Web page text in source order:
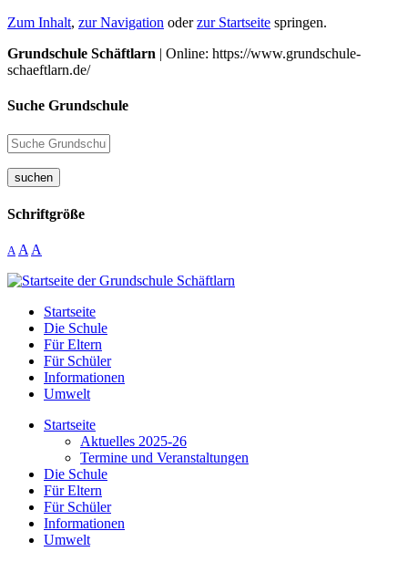
Zum Inhalt, zur Navigation oderzur Startseite springen.
Grundschule Schäftlarn | Online: https://www.grundschule-
schaeftlarn.de/
Suche Grundschule
suchen
Schriftgröße
A A A
Startseite
Die Schule
Für Eltern
Für Schüler
Informationen
Umwelt
Startseite
Aktuelles 2025-26
Termine und Veranstaltungen
Die Schule
Für Eltern
Für Schüler
Informationen
Umwelt